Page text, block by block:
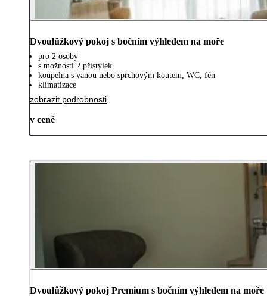
Dvoulůžkový pokoj s bočním výhledem na moře
pro 2 osoby
s možností 2 přistýlek
koupelna s vanou nebo sprchovým koutem, WC, fén
klimatizace
zobrazit podrobnosti
v ceně
Dvoulůžkový pokoj Premium s bočním výhledem na moře